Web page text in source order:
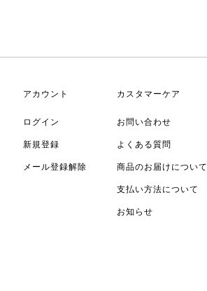
アカウント
ログイン
新規登録
メール登録解除
カスタマーケア
お問い合わせ
よくある質問
商品のお届けについて
支払い方法について
お知らせ